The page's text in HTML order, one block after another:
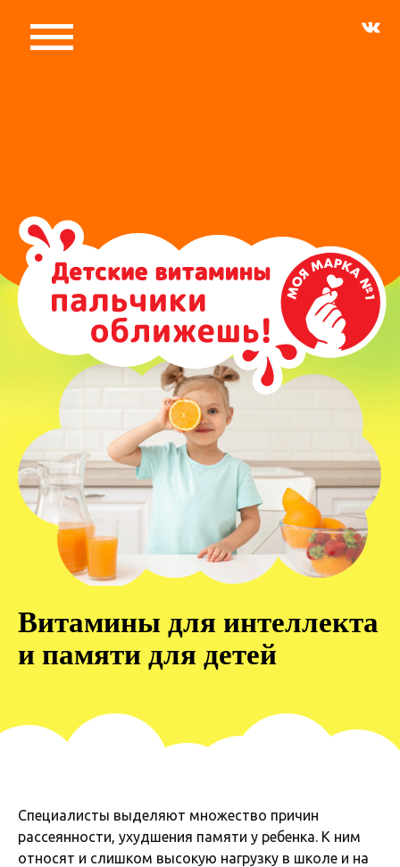
Витамины для интеллекта
и памяти для детей
Специалисты выделяют множество причин
рассеянности, ухудшения памяти у ребенка. К ним
относят и слишком высокую нагрузку в школе и на